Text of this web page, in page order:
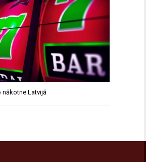
nākotne Latvijā